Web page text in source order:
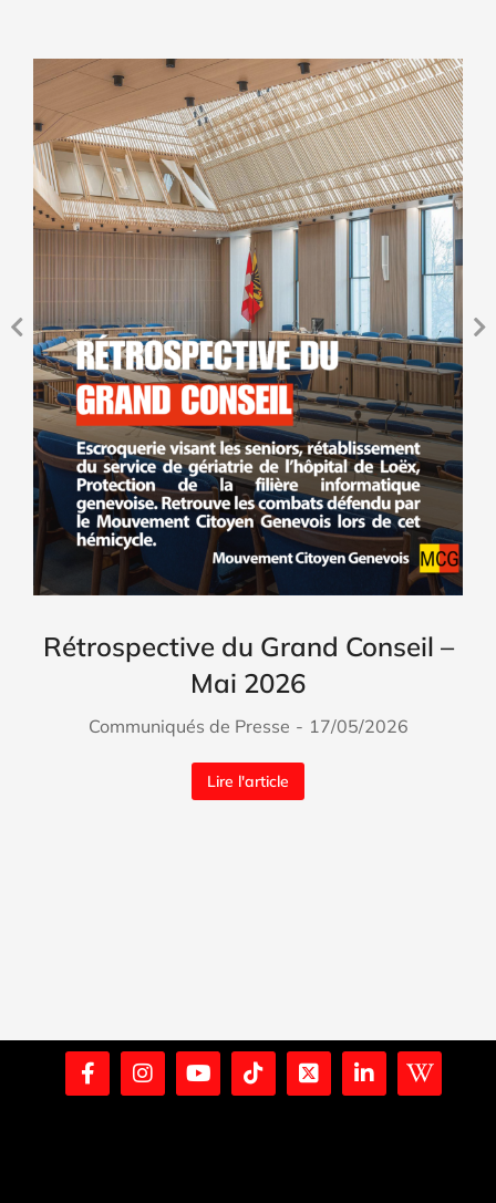
Rétrospective du Grand Conseil –
Mai 2026
Communiqués de Presse 17/05/2026
Lire l'article